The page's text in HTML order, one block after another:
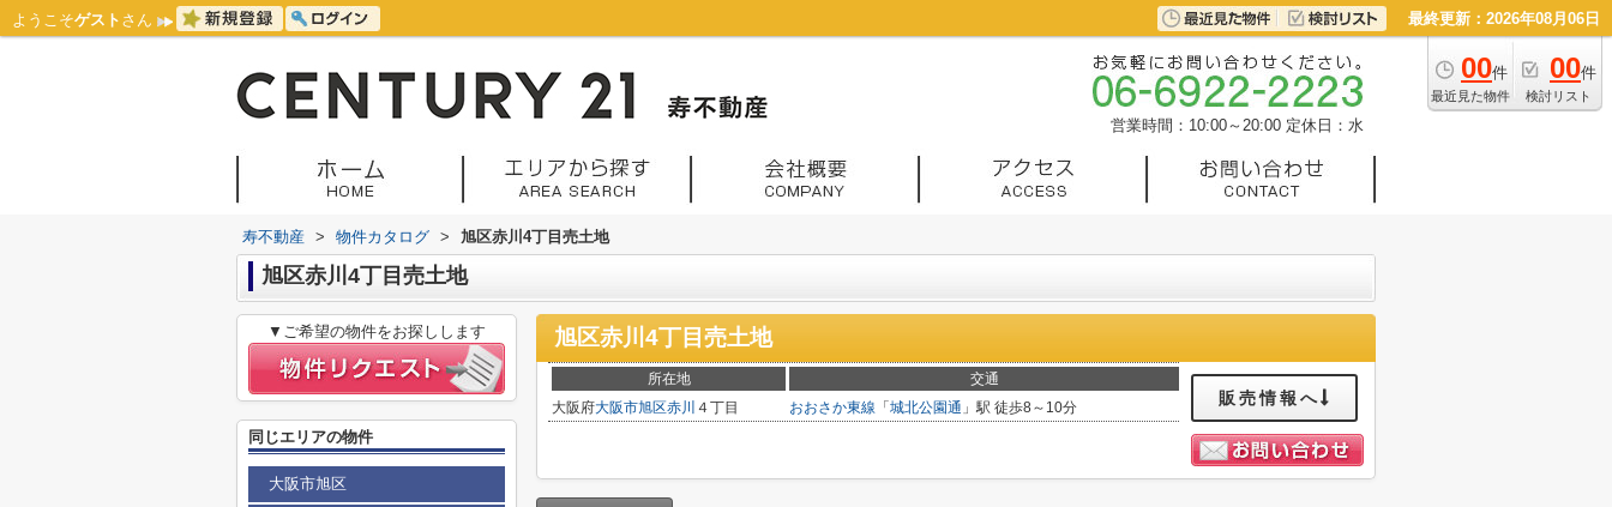
ようこそゲスト さん 最終更新：2026年08月06日
00件
最近見た物件
00件
検討リスト
営業時間：10:00～20:00 定休日：水
寿不動産 > 物件カタログ > 旭区赤川4丁目売土地
旭区赤川4丁目売土地
旭区赤川4丁目売土地
所在地
交通
大阪府大阪市旭区赤川 ４丁目 おおさか東線 「 城北公園通 」駅 徒歩8～10分 販売情報へ
▼ご希望の物件をお探しします
同じエリアの物件
大阪市旭区